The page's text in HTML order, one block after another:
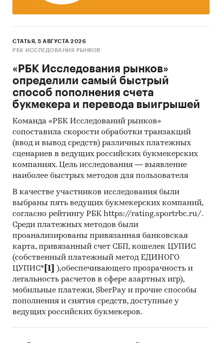
СТАТЬЯ, 5 АВГУСТА 2026
РБК ИССЛЕДОВАНИЯ РЫНКОВ
«РБК Исследования рынков»
определили самый быстрый
способ пополнения счета
букмекера и перевода выигрышей
Команда «РБК Исследований рынков»
сопоставила скорости обработки транзакций
(ввод и вывод средств) различных платежных
сценариев в ведущих российских букмекерских
компаниях. Цель исследования — выявление
наиболее быстрых методов для пользователя
В качестве участников исследования были
выбраны пять ведущих букмекерских компаний,
согласно рейтингу РБК https://rating.sportrbc.ru/.
Среди платежных методов были
проанализированы привязанная банковская
карта, привязанный счет СБП, кошелек ЦУПИС
(собственный платежный метод ЕДИНОГО
ЦУПИС* [1]
),обеспечивающего прозрачность и
легальность расчетов в сфере азартных игр),
мобильные платежи, SberPay и прочие способы
пополнения и снятия средств, доступные у
ведущих российских букмекеров.